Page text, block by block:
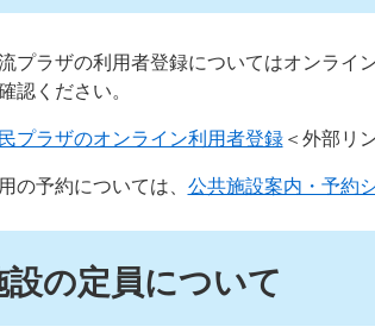
プラザの利用者登録についてはオンライ
認ください。
プラザのオンライン利用者登録＜外部リ
の予約については、 公共施設案内・予約
設の定員について